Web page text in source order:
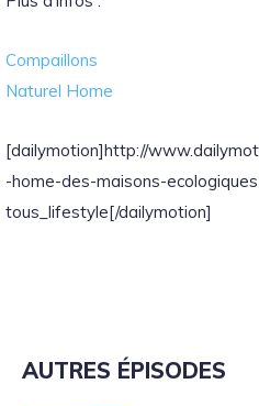
Compaillons
Naturel Home
[dailymotion]http://
-home-des-maisons-
tous_lifestyle[/dailymotion]
AUTRES ÉPISODES